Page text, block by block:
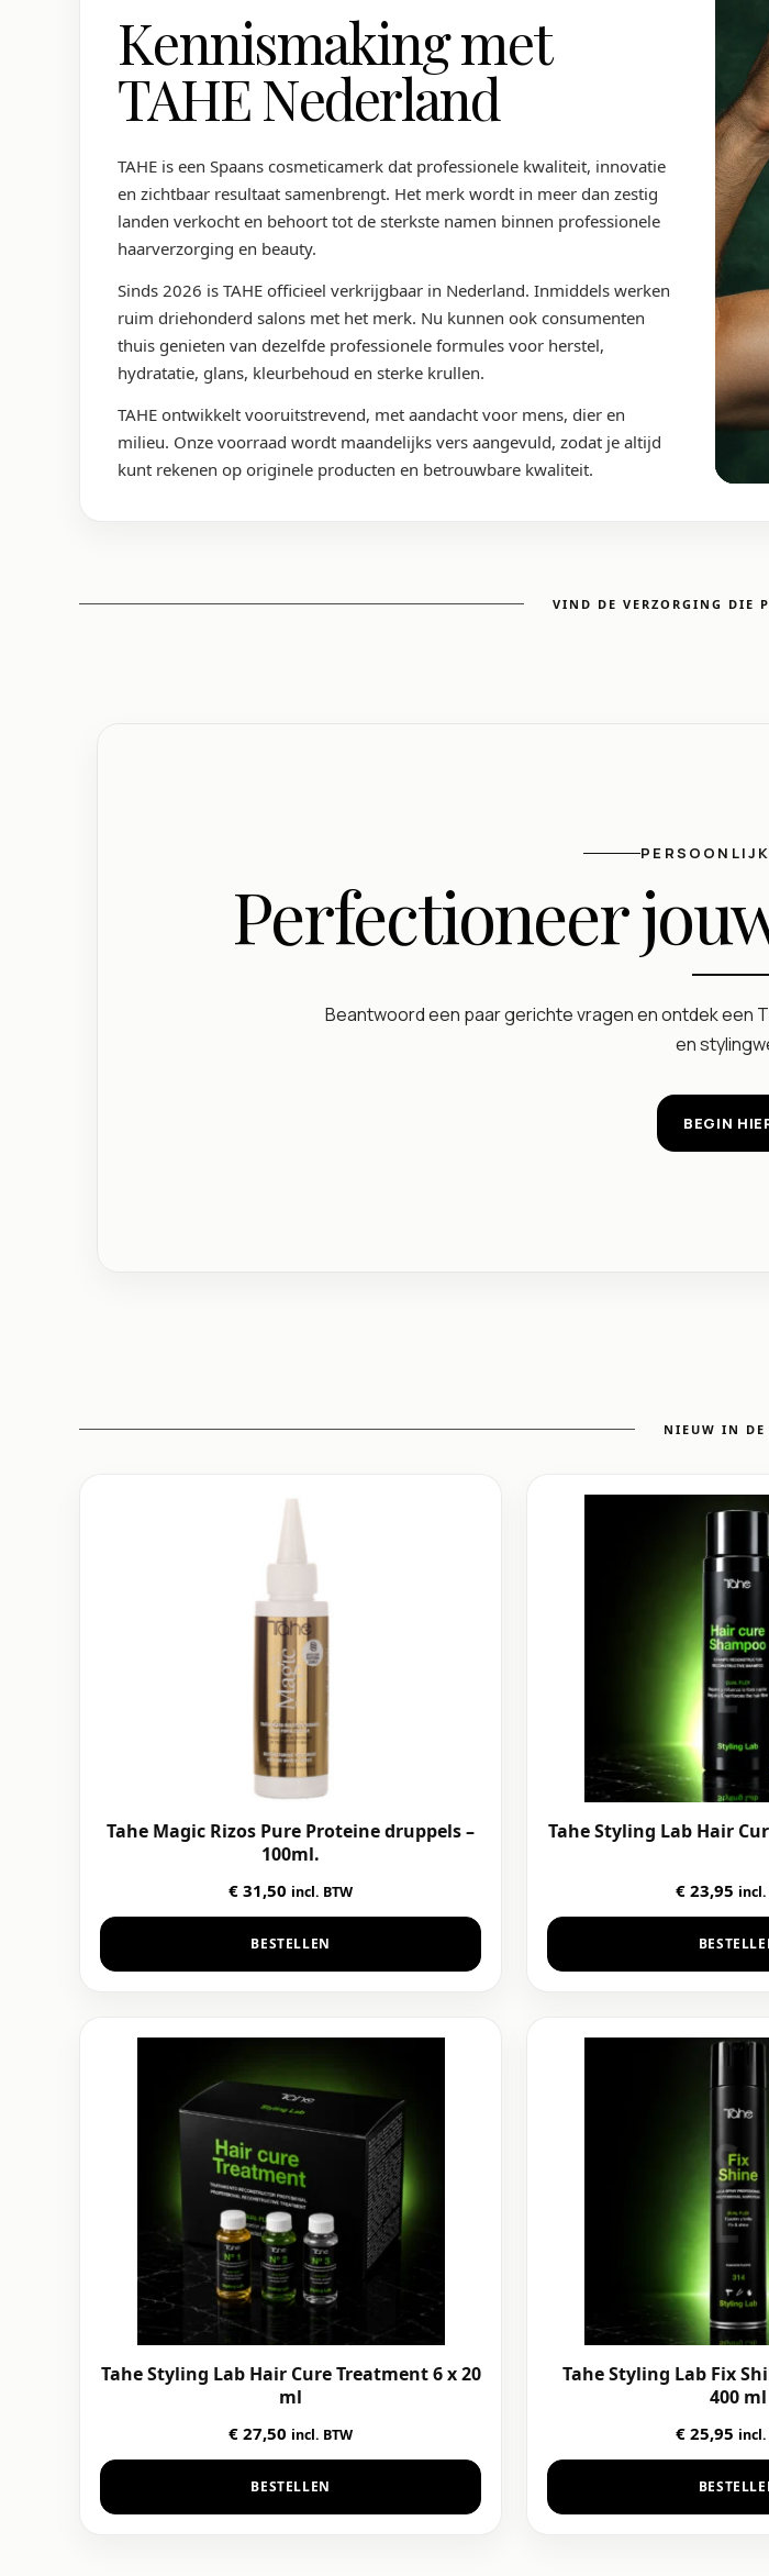
Kennismaking met
TAHE Nederland
TAHE is een Spaans cosmeticamerk dat professionele kwaliteit, innovatie
en zichtbaar resultaat samenbrengt. Het merk wordt in meer dan zestig
landen verkocht en behoort tot de sterkste namen binnen professionele
haarverzorging en beauty.
Sinds 2026 is TAHE officieel verkrijgbaar in Nederland. Inmiddels werken
ruim driehonderd salons met het merk. Nu kunnen ook consumenten
thuis genieten van dezelfde professionele formules voor herstel,
hydratatie, glans, kleurbehoud en sterke krullen.
TAHE ontwikkelt vooruitstrevend, met aandacht voor mens, dier en
milieu. Onze voorraad wordt maandelijks vers aangevuld, zodat je altijd
kunt rekenen op originele producten en betrouwbare kwaliteit.
VIND DE VERZORGING DIE
Perfectioneer
Beantwoord een paar gerichte vragen en ontdek een
en
BEGIN
NIEUW IN DE
Tahe Magic Rizos Pure Proteine druppels –
100ml.
€ 31,50 incl. BTW
BESTELLEN
Tahe Styling Lab Hair
€ 23,95 incl.
Tahe Styling Lab Hair Cure Treatment 6 x 20
ml
€ 27,50 incl. BTW
BESTELLEN
Tahe Styling Lab Fix
400 ml
€ 25,95 incl.